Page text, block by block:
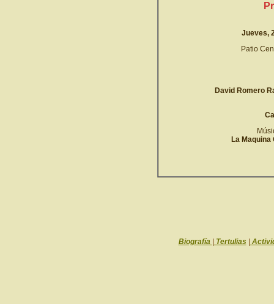
Jueves,
Patio
David Romero
La Maquina
Biografía Tertulias